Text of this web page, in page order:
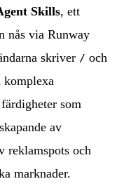
Skills, ett
nås via Runway
skriver / och
komplexa
som
av
reklamspots och
marknader.